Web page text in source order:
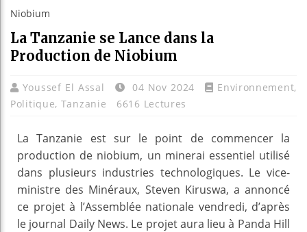
Niobium
La Tanzanie se Lance dans la
Production de Niobium
Youssef El Assal 04 Nov 2024 Environnement,
Politique, Tanzanie 6616 Lectures
La Tanzanie est sur le point de commencer la
production de niobium, un minerai essentiel utilisé
dans plusieurs industries technologiques. Le vice-
ministre des Minéraux, Steven Kiruswa, a annoncé
ce projet à l’Assemblée nationale vendredi, d’après
le journal Daily News. Le projet aura lieu à Panda Hill